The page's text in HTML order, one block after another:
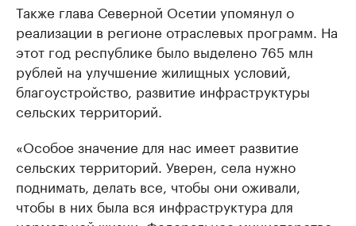
Также глава Северной Осетии упомянул о
реализации в регионе отраслевых программ. На
этот год республике было выделено 765 млн
рублей на улучшение жилищных условий,
благоустройство, развитие инфраструктуры
сельских территорий.
«Особое значение для нас имеет развитие
сельских территорий. Уверен, села нужно
поднимать, делать все, чтобы они оживали,
чтобы в них была вся инфраструктура для